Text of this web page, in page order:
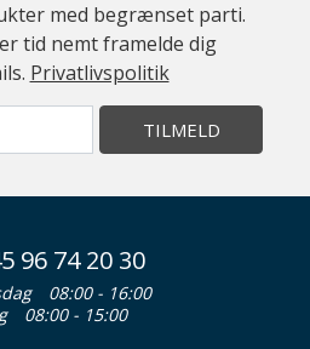
med begrænset parti.
tid nemt framelde dig
Privatlivspolitik
TILMELD
96 74 20 30
08:00 - 16:00
08:00 - 15:00